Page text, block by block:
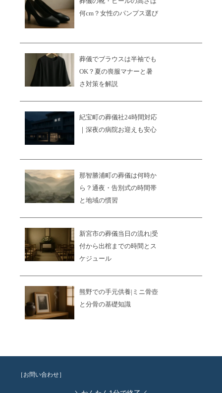
何cm？女性のパンプス選び
葬儀でブラウスは半袖でも
OK？夏の喪服マナーと暑
さ対策を解説
紀宝町の葬儀社24時間対応
｜深夜の病院お迎えも安心
那智勝浦町の葬儀は何時か
ら？通夜・告別式の時間帯
と地域の慣習
新宮市の葬儀当日の流れ|受
付から出棺までの時間とス
ケジュール
熊野での手元供養|ミニ骨壺
と分骨の基礎知識
［お問い合わせ］